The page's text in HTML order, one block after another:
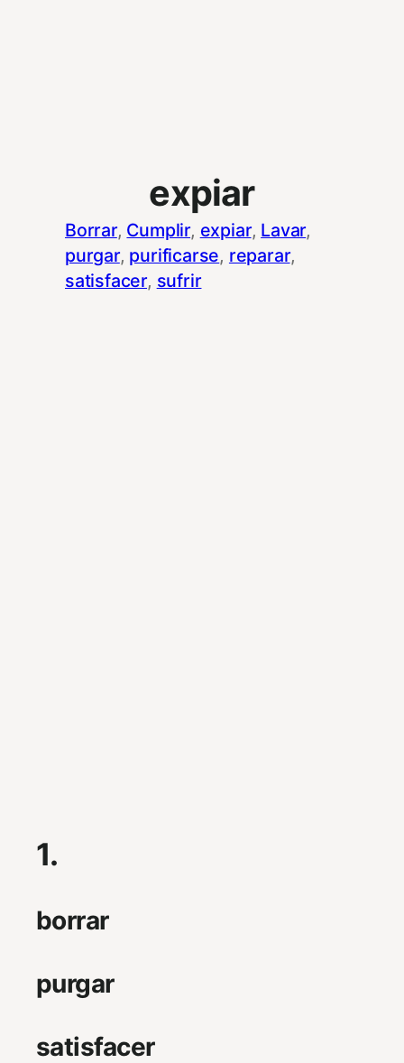
expiar
Borrar, Cumplir, expiar, Lavar
purgar, purificarse, reparar
satisfacer, sufrir
1.
borrar
purgar
satisfacer